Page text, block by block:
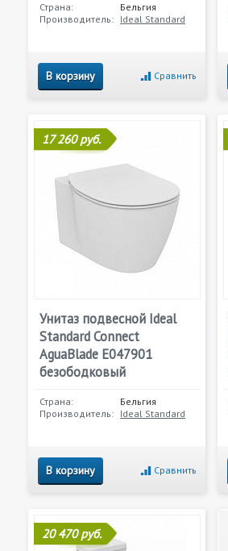
Страна:
Бельгия
Производитель: Ideal Standard
В корзину Сравнить
17 260 руб.
Унитаз подвесной Ideal
Standard Connect
AguaBlade E047901
безободковый
Страна:
Бельгия
Производитель: Ideal Standard
В корзину Сравнить
20 470 руб.